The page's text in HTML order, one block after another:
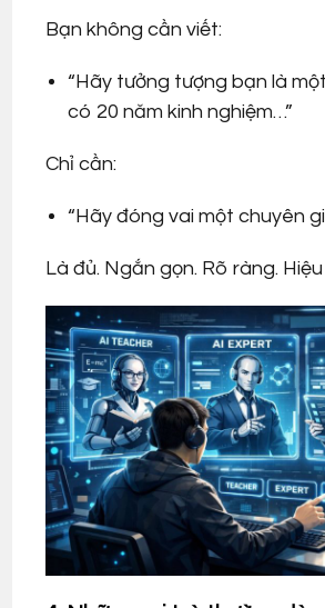
Bạn không cần viết:
“Hãy tưởng tượng bạn là
có 20 năm kinh nghiệm…”
Chỉ cần:
“Hãy đóng vai một chuyên
Là đủ. Ngắn gọn. Rõ ràng.